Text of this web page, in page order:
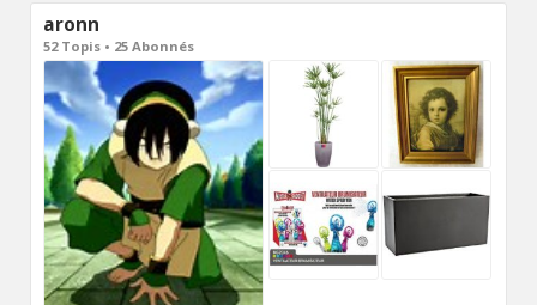
aronn
52 Topis • 25 Abonnés